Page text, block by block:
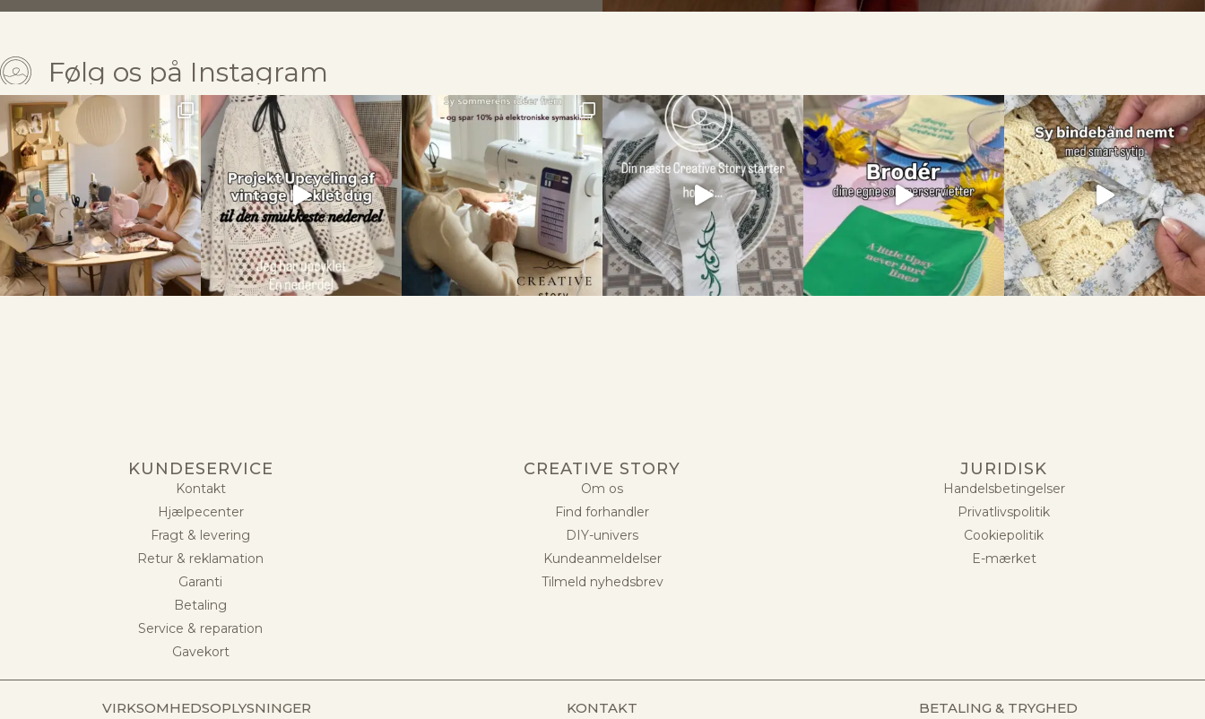
Følg os på Instagram
KUNDESERVICE
Kontakt
Hjælpecenter
Fragt & levering
Retur & reklamation
Garanti
Betaling
Service & reparation
Gavekort
CREATIVE STORY
Om os
Find forhandler
DIY-univers
Kundeanmeldelser
Tilmeld nyhedsbrev
JURIDISK
Handelsbetingelser
Privatlivspolitik
Cookiepolitik
E-mærket
VIRKSOMHEDSOPLYSNINGER KONTAKT BETALING & TRYGHED